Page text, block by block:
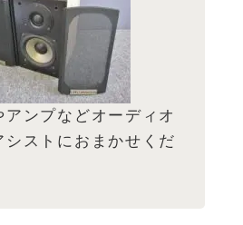
アンプなどオーディオ
シストにおまかせくだ